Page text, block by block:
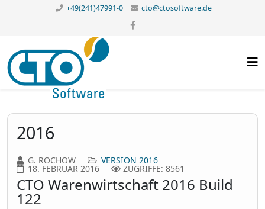
+49(241)47991-0 cto@ctosoftware.de
2016
G. ROCHOW VERSION 2016
18. FEBRUAR 2016 ZUGRIFFE: 8561
CTO Warenwirtschaft 2016 Build
122